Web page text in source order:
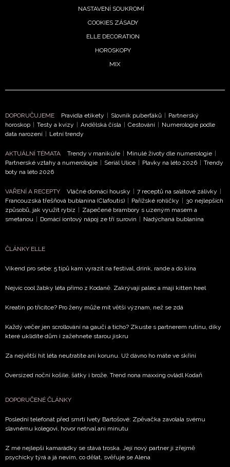
vyhodnocení akce a zasílání novinek.
Chcete navíc dostávat i další zajímavé a exkluzivní
informace od našich partnerů? Pokud souhlasíte se
zpracováním údajů k tomuto účelu podle
NASTAVENÍ SOUKROMÍ
COOKIES ZÁSADY
ELLE DECORATION
HOROSKOPY
MIX
DOPORUČUJEME Pravidla etikety | Slovník puberťáků | Partnerský
horoskop | Testy a kvízy | Andělská čísla | Cestování | Numerologie podle
data narození | Letní trendy
AKTUÁLNÍ TÉMATA Trendy v manikúře | Minulé životy dle numerologie |
Partnerské vztahy a numerologie | Seriál Ulice | Plavky na léto 2026 | Trendy
boty na léto 2026
VAŘENÍ A RECEPTY Vláčné domácí housky | 7 receptů na salátové zálivky |
Francouzská třešňová bublanina (Clafoutis) | Pařížské rohlíčky | 30 nejlepších
způsobů, jak využít rybíz | Zapečené brambory s uzeným masem a
smetanou | Domácí iontový nápoj ze tří surovin | Nadýchaná bublanina
ČLÁNKY ELLE
Víkend pro sebe: 5 tipů kam vyrazit na festival, drink, rande a do kina
Nejvíc cool žabky léta přímo z Kodaně. Zakrývají palec a mají kitten heel
Kreatin po třicítce? Pro ženy může mít větší význam, než se zdá
Každý večer jen scrollování na gauči a ticho? Zkuste s partnerem rutinu, díky
které uklidíte dům i zažehnete starou jiskru
Za největší hit léta neutratíte ani korunu. Už dávno ho máte ve skříni
Oversized noční košile, šátky i brože. Trend nona maxxing ovládl Kodaň
DOPORUČENÉ ČLÁNKY
Poslední telefonát před smrtí Ivety Bartošové: Zpěvačka zavolala svému
slavnému kolegovi, hovor netrval ani minutu
Z mé nejlepší kamarádky se stává troska. Její nový partner ji zřejmě
psychicky týrá a já nevím, co dělat, svěřuje se Alena